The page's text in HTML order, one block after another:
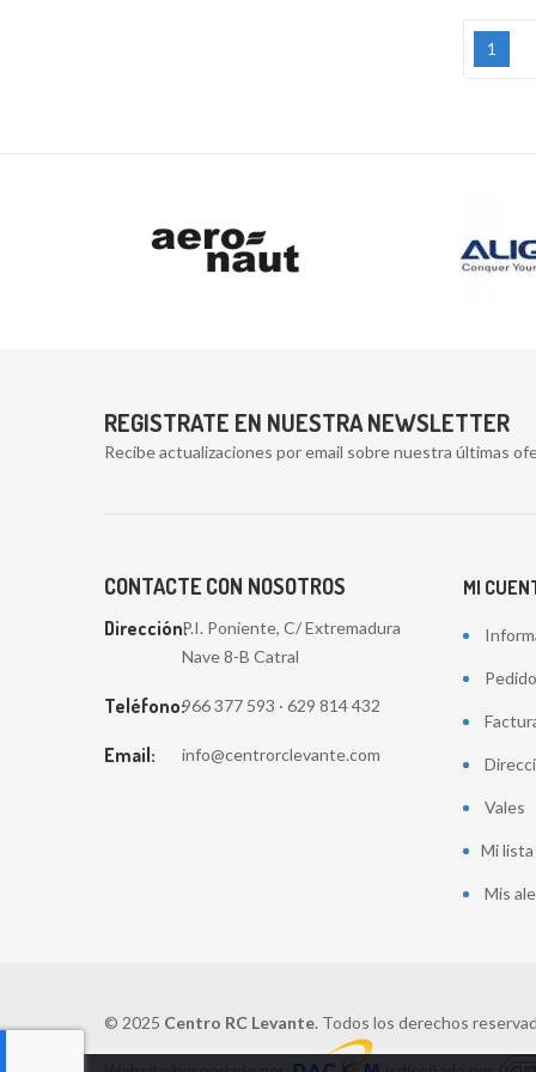
1
REGISTRATE EN NUESTRA NEWSLETTER
Recibe actualizaciones por email sobre nuestra últimas
CONTACTE CON NOSOTROS
Dirección:P.I. Poniente, C/ Extremadura
Nave 8-B Catral
Teléfono:966 377 593 · 629 814 432
Email: info@centrorclevante.com
MI
Vales
Mi
Mis
© 2025 Centro RC Levante. Todos los derechos